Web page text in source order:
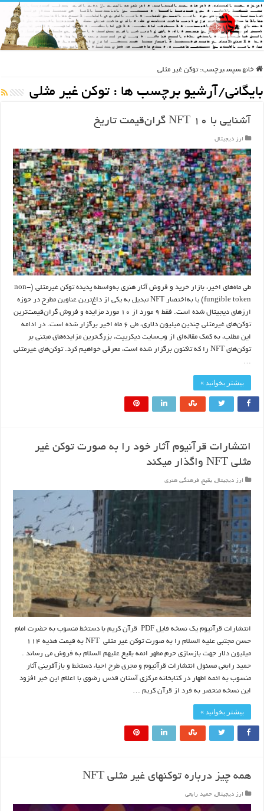
خانه سپس برچسب:توکن غیر مثلی
بایگانی/آرشیو برچسب ها : توکن غیر مثلی
آشنایی با ۱۰ NFT گران‌قیمت تاریخ
ارز دیجیتال
طی ماه‌های اخیر، بازار خرید و فروش آثار هنری به‌واسطه پدیده‌ توکن‌ غیرمثلی (non-
fungible token) یا به‌اختصار NFT تبدیل به یکی از داغ‌ترین عناوین مطرح در حوزه
ارزهای دیجیتال شده است. فقط ۹ مورد از ۱۰ مورد مزایده و فروش گران‌قیمت‌ترین
توکن‌های غیرمثلی چندین میلیون دلاری، طی ۶ ماه اخیر برگزار شده است. در ادامه
این مطلب، به کمک مقاله‌ای از وب‌سایت دیکریپت، بزرگ‌ترین مزایده‌های مبتنی بر
توکن‌های NFT را که تاکنون برگزار شده است، معرفی خواهیم کرد. توکن‌های غیرمثلی
…
بیشتر بخوانید »
انتشارات قرآنیوم آثار خود را به صورت توکن غیر
مثلی NFT واگذار میکند
ارز دیجیتال, بقیع, فرهنگی, هنری
انتشارات قرآنیوم یک نسخه فایل PDF قرآن کریم با دستخط منسوب به حضرت امام
حسن مجتبی علیه السلام را به صورت توکن غیر مثلی NFT به قیمت هدیه ۱۱۴
میلیون دلار جهت بازسازی حرم مطهر ائمه بقیع علیهم السلام به فروش می رساند .
حمید رابعی مسئول انتشارات قرآنیوم و مجری طرح احیاء دستخط و بازآفرینی آثار
منسوب به ائمه اطهار در کتابخانه مرکزی آستان قدس رضوی با اعلام این خبر افزود
این نسخه منحصر به فرد از قرآن کریم …
بیشتر بخوانید »
همه چیز درباره توکنهای غیر مثلی NFT
ارز دیجیتال, حمید رابعی